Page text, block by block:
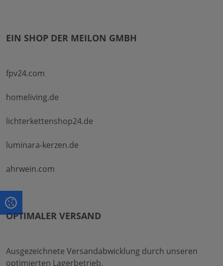
EIN SHOP DER MEILON GMBH
fpv24.com
homeliving.de
lichterkettenshop24.de
luminara-kerzen.de
ahrwein.com
OPTIMALER VERSAND
Ausgezeichnete Versandabwicklung durch unseren
optimierten Lagerbetrieb.